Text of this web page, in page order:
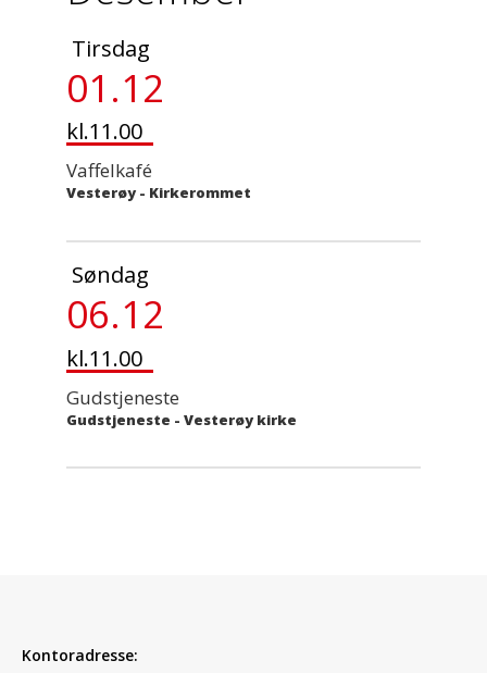
Tirsdag
01.12
kl.11.00
Vaffelkafé
Vesterøy - Kirkerommet
Søndag
06.12
kl.11.00
Gudstjeneste
Gudstjeneste - Vesterøy kirke
Kontoradresse: